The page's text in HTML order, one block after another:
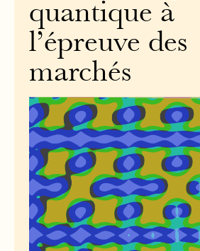
quantique à
l’épreuve des
marchés